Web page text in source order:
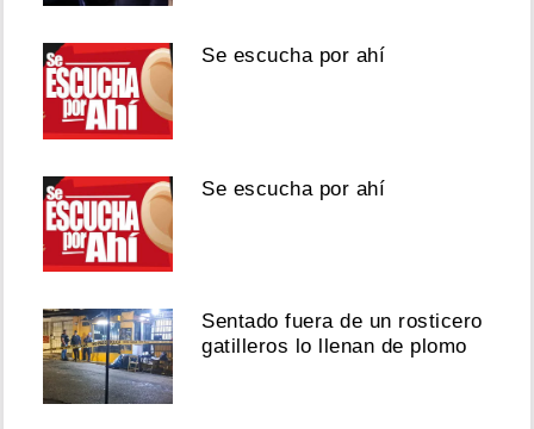
Se escucha por ahí
Se escucha por ahí
Sentado fuera de un rosticero
gatilleros lo llenan de plomo